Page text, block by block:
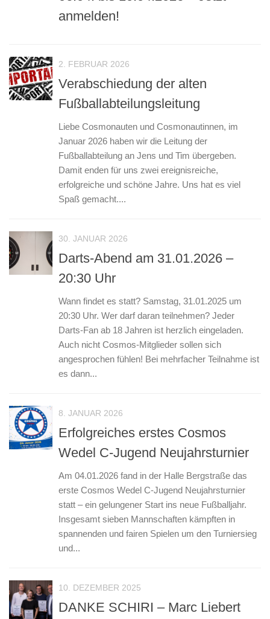
anmelden!
2. FEBRUAR 2026
Verabschiedung der alten
Fußballabteilungsleitung
Liebe Cosmonauten und Cosmonautinnen, im
Januar 2026 haben wir die Leitung der
Fußballabteilung an Jens und Tim übergeben.
Damit enden für uns zwei ereignisreiche,
erfolgreiche und schöne Jahre. Uns hat es viel
Spaß gemacht....
30. JANUAR 2026
Darts-Abend am 31.01.2026 –
20:30 Uhr
Wann findet es statt? Samstag, 31.01.2025 um
20:30 Uhr. Wer darf daran teilnehmen? Jeder
Darts-Fan ab 18 Jahren ist herzlich eingeladen.
Auch nicht Cosmos-Mitglieder sollen sich
angesprochen fühlen! Bei mehrfacher Teilnahme ist
es dann...
8. JANUAR 2026
Erfolgreiches erstes Cosmos
Wedel C-Jugend Neujahrsturnier
Am 04.01.2026 fand in der Halle Bergstraße das
erste Cosmos Wedel C-Jugend Neujahrsturnier
statt – ein gelungener Start ins neue Fußballjahr.
Insgesamt sieben Mannschaften kämpften in
spannenden und fairen Spielen um den Turniersieg
und...
10. DEZEMBER 2025
DANKE SCHIRI – Marc Liebert